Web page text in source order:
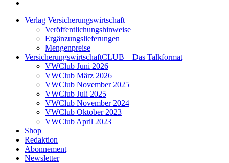
Verlag Versicherungswirtschaft
Veröffentlichungshinweise
Ergänzungslieferungen
Mengenpreise
VersicherungswirtschaftCLUB – Das Talkformat
VWClub Juni 2026
VWClub März 2026
VWClub November 2025
VWClub Juli 2025
VWClub November 2024
VWClub Oktober 2023
VWClub April 2023
Shop
Redaktion
Abonnement
Newsletter